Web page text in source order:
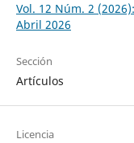
Vol. 12 Núm. 2
Abril 2026
Sección
Artículos
Licencia